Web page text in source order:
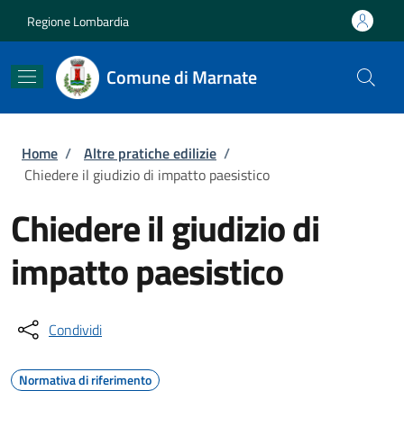
Regione Lombardia
Comune di Marnate
Briciole di pane
Home / Altre pratiche edilizie /
Chiedere il giudizio di impatto paesistico
Chiedere il giudizio di
impatto paesistico
Condividi
Normativa di riferimento